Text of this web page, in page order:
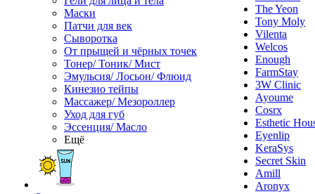
Маски
Патчи для век
Сыворотка
От прыщей и чёрных точек
Тонер/ Тоник/ Мист
Эмульсия/ Лосьон/ Флюид
Кинезио тейпы
Массажер/ Мезороллер
Уход для губ
Эссенция/ Масло
Ещё
The Yeon
Tony Moly
Vilenta
Welcos
Enough
FarmStay
3W Clinic
Ayoume
Cosrx
Esthetic
Eyenlip
KeraSys
Secret Skin
Amill
Aronyx